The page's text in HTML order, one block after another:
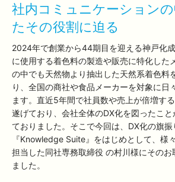
社内コミュニケーション
たその役割に迫る
2024年で創業から44期目を迎える神戸化
に使用する着色料の製造や販売に特化した
の中でも天然物より抽出した天然系着色料
り、全国の商社や食品メーカーを対象に日
ます。直近5年間で社員数や売上が倍増す
遂げており、会社全体のDX化を図ったこ
ておりました。そこで今回は、DX化の旗振
『Knowledge Suite』をはじめとして、様
担当した同社専務取締役 の村川様にその
ました。